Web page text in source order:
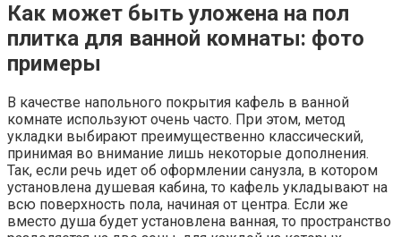
Как может быть уложена на пол
плитка для ванной комнаты: фото
примеры
В качестве напольного покрытия кафель в ванной
комнате используют очень часто. При этом, метод
укладки выбирают преимущественно классический,
принимая во внимание лишь некоторые дополнения.
Так, если речь идет об оформлении санузла, в котором
установлена душевая кабина, то кафель укладывают на
всю поверхность пола, начиная от центра. Если же
вместо душа будет установлена ванная, то пространство